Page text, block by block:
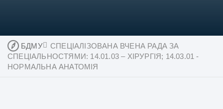
БДМУ
СПЕЦІАЛІЗОВАНА ВЧЕНА РАДА ЗА
СПЕЦІАЛЬНОСТЯМИ: 14.01.03 – ХІРУРГІЯ; 14.03.01 -
НОРМАЛЬНА АНАТОМІЯ